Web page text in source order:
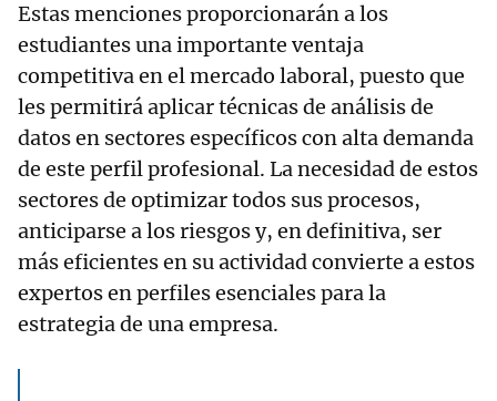
Estas menciones proporcionarán a los
estudiantes una importante ventaja
competitiva en el mercado laboral, puesto que
les permitirá aplicar técnicas de análisis de
datos en sectores específicos con alta demanda
de este perfil profesional. La necesidad de estos
sectores de optimizar todos sus procesos,
anticiparse a los riesgos y, en definitiva, ser
más eficientes en su actividad convierte a estos
expertos en perfiles esenciales para la
estrategia de una empresa.